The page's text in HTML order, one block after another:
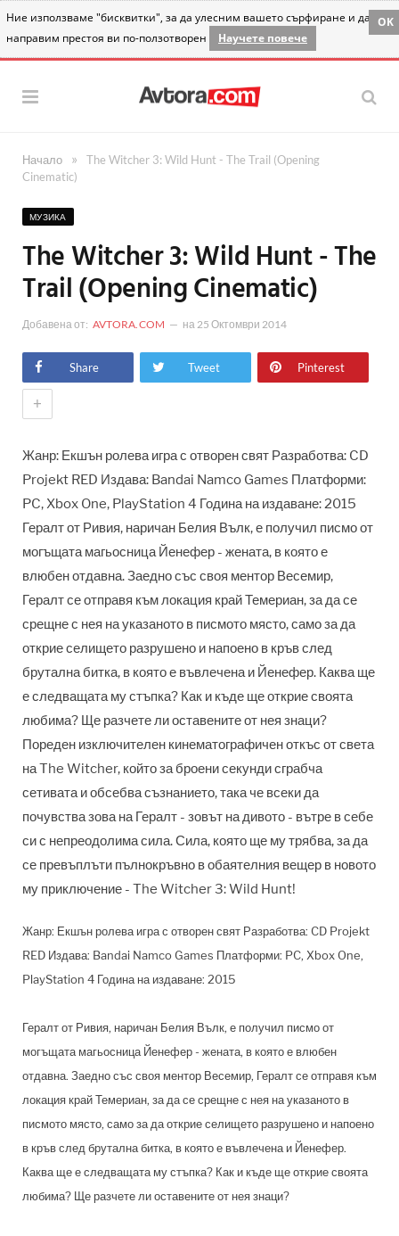
Ние използваме "бисквитки", за да улесним вашето сърфиране и да
направим престоя ви по-ползотворен
Научете повече
OK
Начало »
The Witcher 3: Wild Hunt - The Trail (Opening
Cinematic)
МУЗИКА
The Witcher 3: Wild Hunt - The
Trail (Opening Cinematic)
Добавена от: AVTORA.COM на 25 Октомври 2014
Share Tweet Pinterest
+
Жанр: Екшън ролева игра с отворен свят Разработва: CD
Projekt RED Издава: Bandai Namco Games Платформи:
PC, Xbox One, PlayStation 4 Година на издаване: 2015
Гералт от Ривия, наричан Белия Вълк, е получил писмо от
могъщата магьосница Йенефер - жената, в която е
влюбен отдавна. Заедно със своя ментор Весемир,
Гералт се отправя към локация край Темериан, за да се
срещне с нея на указаното в писмото място, само за да
открие селището разрушено и напоено в кръв след
брутална битка, в която е въвлечена и Йенефер. Каква ще
е следващата му стъпка? Как и къде ще открие своята
любима? Ще разчете ли оставените от нея знаци?
Пореден изключителен кинематографичен откъс от света
на The Witcher, който за броени секунди сграбча
сетивата и обсебва съзнанието, така че всеки да
почувства зова на Гералт - зовът на дивото - вътре в себе
си с непреодолима сила. Сила, която ще му трябва, за да
се превъплъти пълнокръвно в обаятелния вещер в новото
му приключение - The Witcher 3: Wild Hunt!
Жанр: Екшън ролева игра с отворен свят Разработва: CD Projekt
RED Издава: Bandai Namco Games Платформи: PC, Xbox One,
PlayStation 4 Година на издаване: 2015
Гералт от Ривия, наричан Белия Вълк, е получил писмо от
могъщата магьосница Йенефер - жената, в която е влюбен
отдавна. Заедно със своя ментор Весемир, Гералт се отправя към
локация край Темериан, за да се срещне с нея на указаното в
писмото място, само за да открие селището разрушено и напоено
в кръв след брутална битка, в която е въвлечена и Йенефер.
Каква ще е следващата му стъпка? Как и къде ще открие своята
любима? Ще разчете ли оставените от нея знаци?